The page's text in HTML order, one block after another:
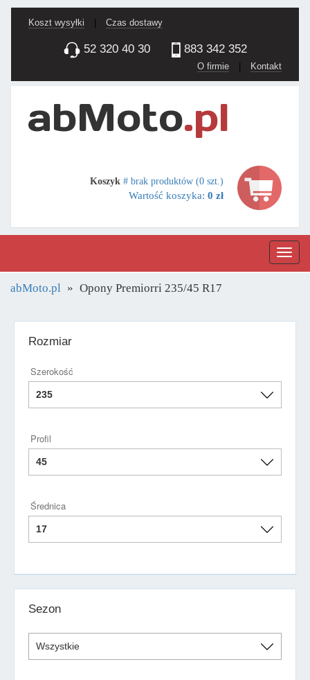
Koszt wysyłki Czas dostawy
52 320 40 30 883 342 352
O firmie | Kontakt
Koszyk # brak produktów (0 szt.)
Wartość koszyka: 0 zł
abMoto.pl Opony Premiorri 235/45 R17
Rozmiar
Szerokość
Profil
Średnica
Sezon